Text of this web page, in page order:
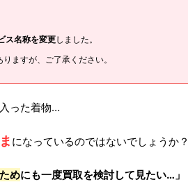
ス名称を変更しました。
ますが、ご了承ください。
った着物…
になっているのではないでしょうか？
めにも一度買取を検討して見たい…」